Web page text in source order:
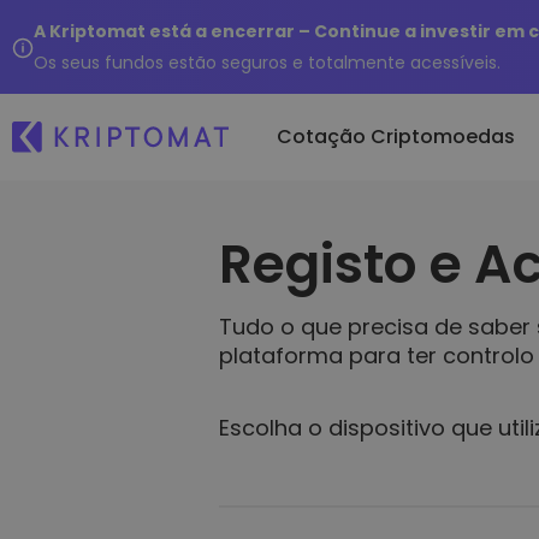
A Kriptomat está a encerrar – Continue a investir em
Os seus fundos estão seguros e totalmente acessíveis.
Cotação Criptomoedas
Todos os preços
Mais de 300 criptomoedas
Principais Ganhadores &
Perdedores
E
Comprar e
Trocar
Modo
Registo e
Tudo o que precisa de
plataforma para ter
Escolha o dispositivo que